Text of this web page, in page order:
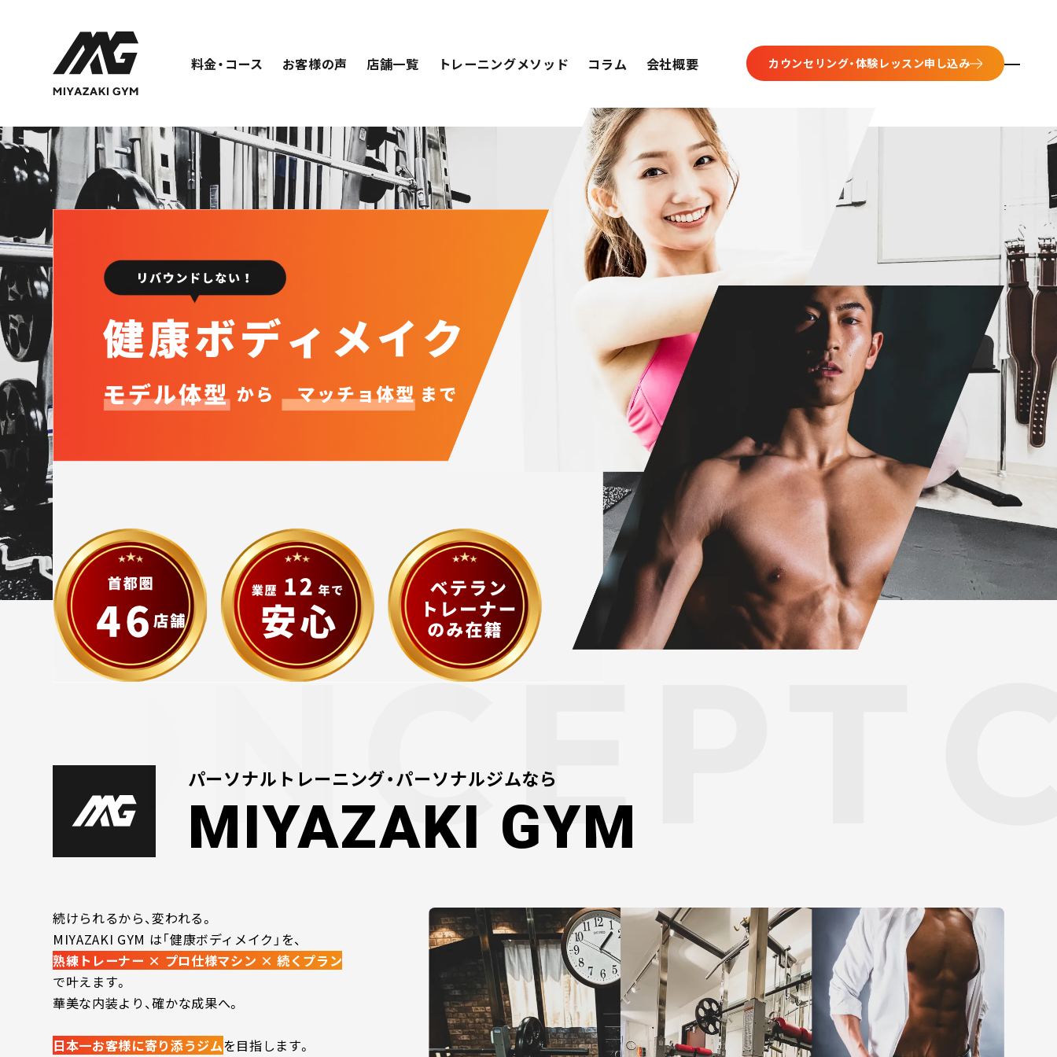
料金・コース お客様の声 店舗一覧 トレーニングメソッド コラム 会社概要 カウンセリング・体験レッスン申し込み
パーソナルトレーニング・パーソナルジムなら
MIYAZAKI GYM
続けられるから、変われる。
MIYAZAKI GYM は「健康ボディメイク」を、
熟練トレーナー × プロ仕様マシン × 続くプラン
で叶えます。
華美な内装より、確かな成果へ。
日本一お客様に寄り添うジムを目指します。